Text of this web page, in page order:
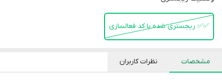
✅️✅️ ریجستری شده با کد فعالسازی
مشخصات نظرات کاربران